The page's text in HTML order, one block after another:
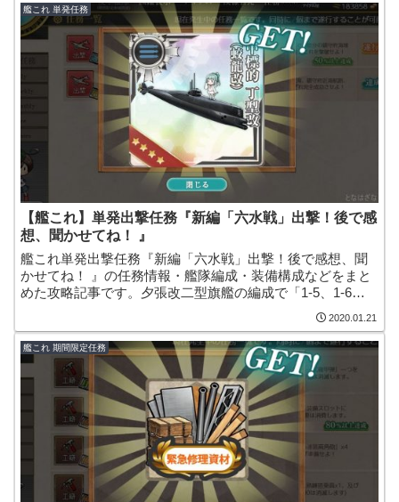
艦これ 単発任務
【艦これ】単発出撃任務『新編「六水戦」出撃！後で感
想、聞かせてね！ 』
艦これ単発出撃任務『新編「六水戦」出撃！後で感想、聞
かせてね！ 』の任務情報・艦隊編成・装備構成などをまと
めた攻略記事です。夕張改二型旗艦の編成で「1-5、1-6、2-
2、3-2、7-1」の5海域を周回。報酬で改良型の高性能な甲
標的「甲標的 丁型改(蛟龍改)」や、「補強増設」をゲット
できる嬉しい任務となっています。
2020.01.21
艦これ 期間限定任務